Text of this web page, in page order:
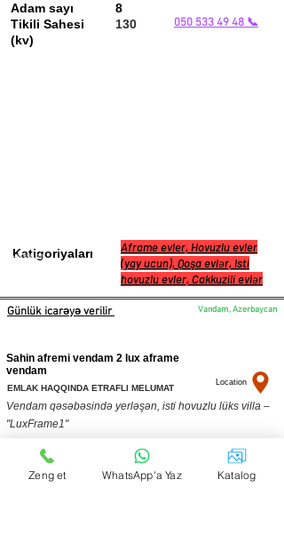
Adam sayı
Tikili Sahesi
(kv)
8
130
050 533 49 48 📞
Katigoriyaları
+994 50 999 77 05
Aframe evler, Hovuzlu evler
(yay ucun), Qoşa evlər, Isti
hovuzlu evler, Cakkuzili evlər
Günlük icarəyə verilir Vandam, Azerbaycan
Sahin afremi vendam 2 lux aframe
vendam
EMLAK HAQQINDA ETRAFLI MELUMAT
Location
Vendam qəsəbəsində yerləşən, isti hovuzlu lüks villa –
"LuxFrame1"
Rahatlıq və keyfiyyətin vəhdətini təqdim edən bu müasir
Zeng et WhatsApp'a Yaz Katalog